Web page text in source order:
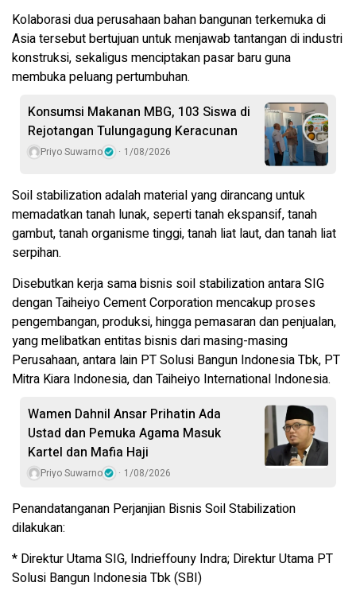
Kolaborasi dua perusahaan bahan bangunan terkemuka di
Asia tersebut bertujuan untuk menjawab tantangan di industri
konstruksi, sekaligus menciptakan pasar baru guna
membuka peluang pertumbuhan.
Konsumsi Makanan MBG, 103 Siswa di
Rejotangan Tulungagung Keracunan
Priyo Suwarno 1/08/2026
Soil stabilization adalah material yang dirancang untuk
memadatkan tanah lunak, seperti tanah ekspansif, tanah
gambut, tanah organisme tinggi, tanah liat laut, dan tanah liat
serpihan.
Disebutkan kerja sama bisnis soil stabilization antara SIG
dengan Taiheiyo Cement Corporation mencakup proses
pengembangan, produksi, hingga pemasaran dan penjualan,
yang melibatkan entitas bisnis dari masing-masing
Perusahaan, antara lain PT Solusi Bangun Indonesia Tbk, PT
Mitra Kiara Indonesia, dan Taiheiyo International Indonesia.
Wamen Dahnil Ansar Prihatin Ada
Ustad dan Pemuka Agama Masuk
Kartel dan Mafia Haji
Priyo Suwarno 1/08/2026
Penandatanganan Perjanjian Bisnis Soil Stabilization
dilakukan:
* Direktur Utama SIG, Indrieffouny Indra; Direktur Utama PT
Solusi Bangun Indonesia Tbk (SBI)